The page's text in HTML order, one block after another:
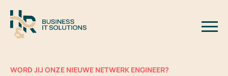
WORD JIJ ONZE NIEUWE NETWERK ENGINEER?